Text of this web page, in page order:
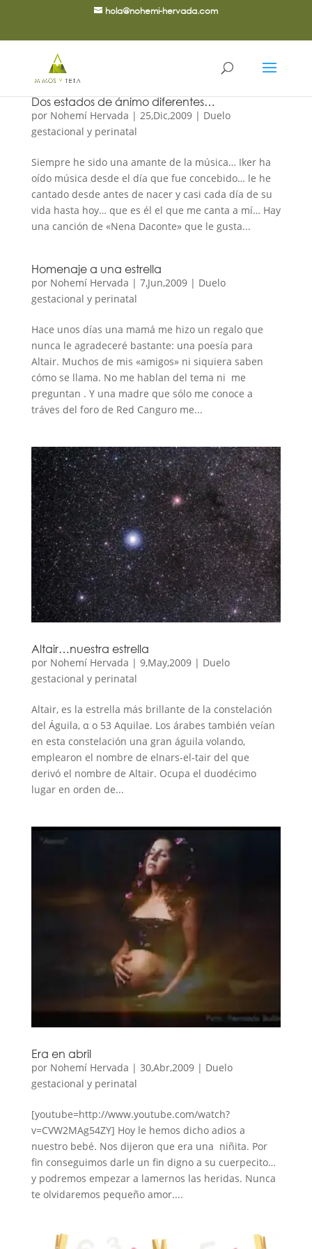
hola@nohemi-hervada.com
Dos estados de ánimo diferentes…
por Nohemí Hervada | 25,Dic,2009| Duelo
gestacional y perinatal
Siempre he sido una amante de la música… Iker ha
oído música desde el día que fue concebido… le he
cantado desde antes de nacer y casi cada día de su
vida hasta hoy… que es él el que me canta a mí… Hay
una canción de «Nena Daconte» que le gusta...
Homenaje a una estrella
por Nohemí Hervada | 7,Jun,2009| Duelo
gestacional y perinatal
Hace unos días una mamá me hizo un regalo que
nunca le agradeceré bastante: una poesía para
Altair. Muchos de mis «amigos» ni siquiera saben
cómo se llama. No me hablan del tema ni me
preguntan . Y una madre que sólo me conoce a
tráves del foro de Red Canguro me...
Altair…nuestra estrella
por Nohemí Hervada | 9,May,2009| Duelo
gestacional y perinatal
Altair, es la estrella más brillante de la constelación
del Águila, α o 53 Aquilae. Los árabes también veían
en esta constelación una gran águila volando,
emplearon el nombre de elnars-el-tair del que
derivó el nombre de Altair. Ocupa el duodécimo
lugar en orden de...
Era en abril
por Nohemí Hervada | 30,Abr,2009| Duelo
gestacional y perinatal
[youtube=http://www.youtube.com/watch?
v=CVW2MAg54ZY] Hoy le hemos dicho adios a
nuestro bebé. Nos dijeron que era una niñita. Por
fin conseguimos darle un fin digno a su cuerpecito…
y podremos empezar a lamernos las heridas. Nunca
te olvidaremos pequeño amor....